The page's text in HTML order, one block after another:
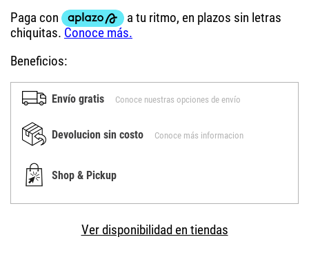
Beneficios:
Envío gratis Conoce nuestras opciones de envío
Devolucion sin costo Conoce más informacion
Shop & Pickup
Ver disponibilidad en tiendas